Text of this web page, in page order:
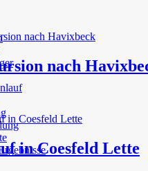
nach
in Coesfeld Lette